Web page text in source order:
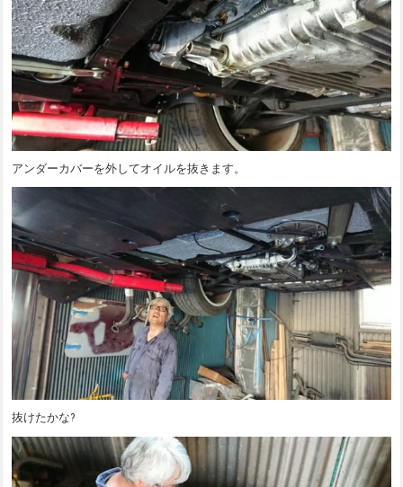
アンダーカバーを外してオイルを抜きます。
抜けたかな?